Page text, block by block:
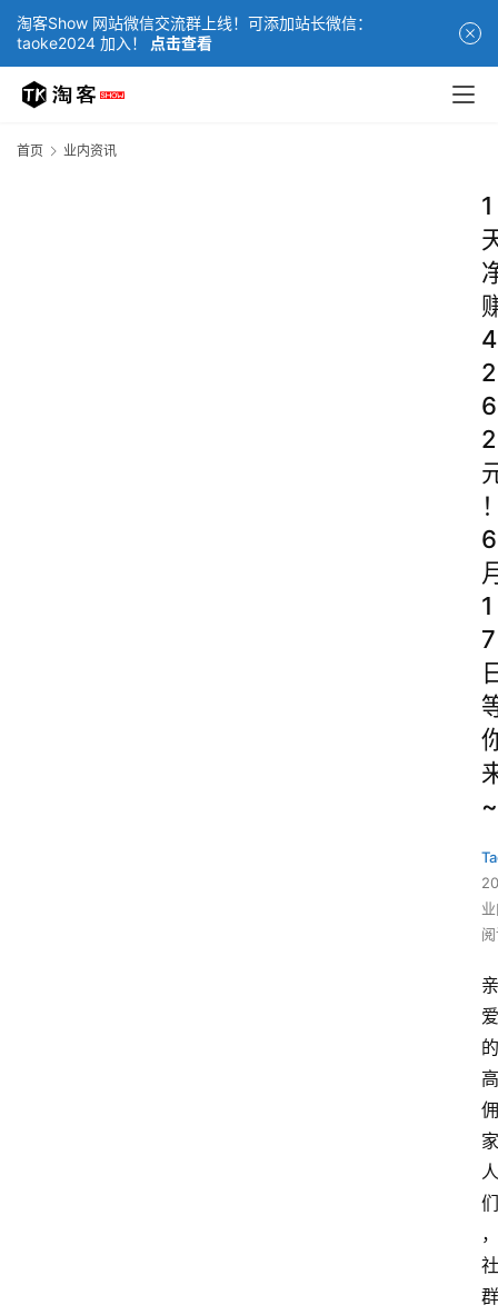
淘客Show 网站微信交流群上线！可添加站长微信：
taoke2024 加入！
点击查看
首页 业内资讯
1
4
2
6
2
6
1
7
~
亲
爱
的
高
佣
家
人
们
，
社
群